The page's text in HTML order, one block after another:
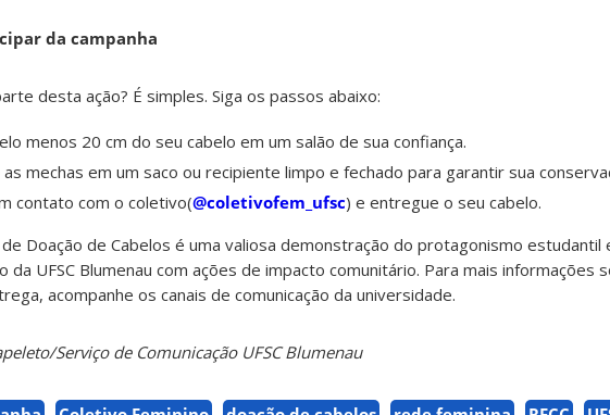
da campanha
desta ação? É simples. Siga os passos abaixo:
menos 20 cm do seu cabelo em um salão de sua confiança.
as mechas em um saco ou recipiente limpo e fechado para garantir sua
contato com o coletivo(@coletivofem_ufsc) e entregue o seu cabelo.
de Doação de Cabelos é uma valiosa demonstração do protagonismo estudantil
da UFSC Blumenau com ações de impacto comunitário. Para mais informações
acompanhe os canais de comunicação da universidade.
Serviço de Comunicação UFSC Blumenau